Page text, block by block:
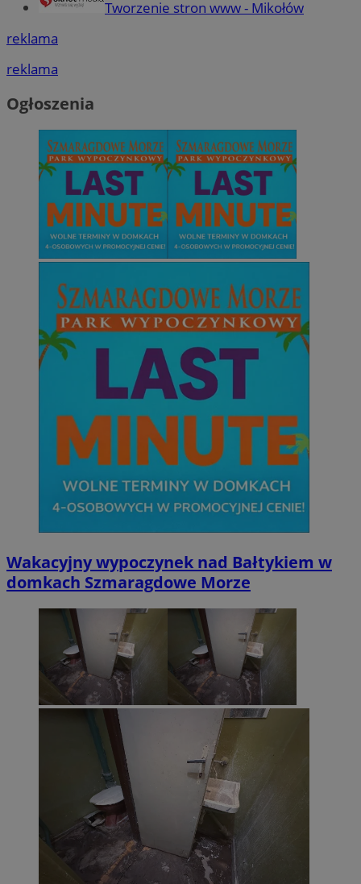
Tworzenie stron www - Mikołów
reklama
reklama
Ogłoszenia
Wakacyjny wypoczynek nad Bałtykiem w
domkach Szmaragdowe Morze